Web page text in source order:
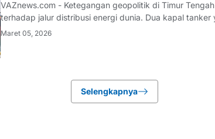
VAZnews.com - Ketegangan geopolitik di Timur
terhadap jalur distribusi energi dunia. Dua kapal
Indonesia dilaporkan sempat tertahan di kawasan
Maret 05, 2026
Selengkapnya